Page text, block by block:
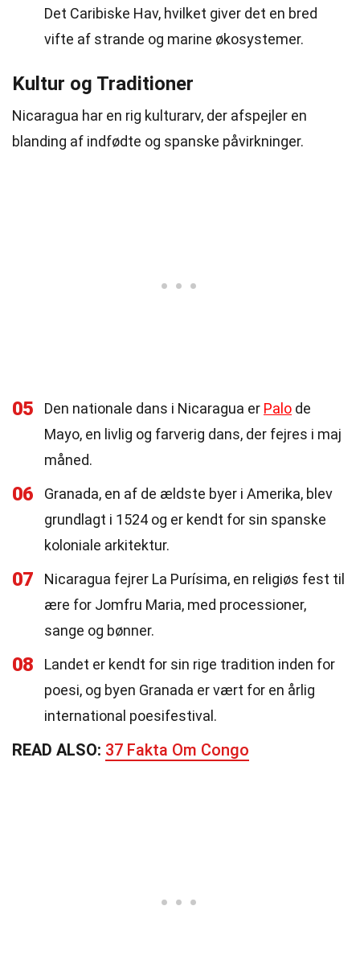
Det Caribiske Hav, hvilket giver det en bred
vifte af strande og marine økosystemer.
Kultur og Traditioner
Nicaragua har en rig kulturarv, der afspejler en
blanding af indfødte og spanske påvirkninger.
05 Den nationale dans i Nicaragua er Palo de
Mayo, en livlig og farverig dans, der fejres i maj
måned.
06
Granada, en af de ældste byer i Amerika, blev
grundlagt i 1524 og er kendt for sin spanske
koloniale arkitektur.
07
Nicaragua fejrer La Purísima, en religiøs fest til
ære for Jomfru Maria, med processioner,
sange og bønner.
08
Landet er kendt for sin rige tradition inden for
poesi, og byen Granada er vært for en årlig
international poesifestival.
READ ALSO: 37 Fakta Om Congo